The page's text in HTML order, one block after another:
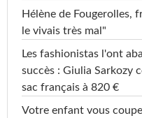
Hélène de Fougerolles,
le vivais très mal"
Les fashionistas l'ont
succès : Giulia Sarkozy
sac français à 820 €
Votre enfant vous